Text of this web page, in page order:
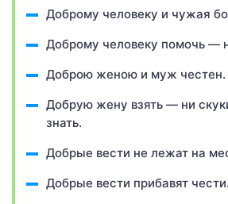
Доброму человеку и чужая
Доброму человеку помочь —
Доброю женою и муж честен.
Добрую жену взять — ни
знать.
Добрые вести не лежат на
Добрые вести прибавят чести.